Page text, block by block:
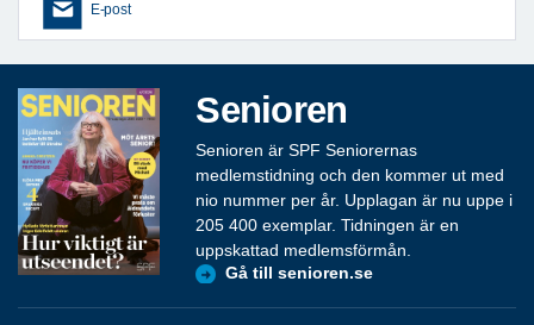
E-post
Senioren
Senioren är SPF Seniorernas
medlemstidning och den kommer ut med
nio nummer per år. Upplagan är nu uppe i
205 400 exemplar. Tidningen är en
uppskattad medlemsförmån.
Gå till senioren.se